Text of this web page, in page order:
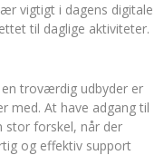
vigtigt i dagens digitale
til daglige aktiviteter.
troværdig udbyder er
med. At have adgang til
stor forskel, når der
og effektiv support